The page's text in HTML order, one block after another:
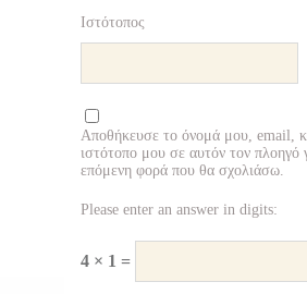
Ιστότοπος
Αποθήκευσε το όνομά μου, email,
ιστότοπο μου σε αυτόν τον πλοηγό
επόμενη φορά που θα σχολιάσω.
Please enter an answer in digits:
4 × 1 =